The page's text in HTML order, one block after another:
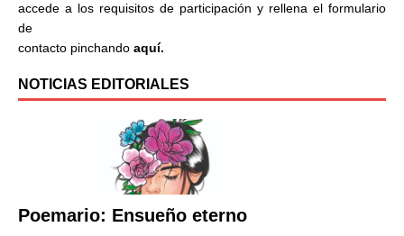
accede a los requisitos de participación y rellena el formulario
de
contacto pinchando aquí.
NOTICIAS EDITORIALES
Poemario: Ensueño eterno